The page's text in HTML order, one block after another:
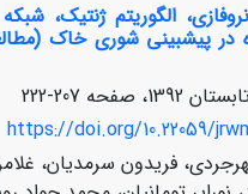
الگوریتم ژنتیک،
در پیش‏بینی شوری خاک
207-222
https://doi.org/10.22059/
فریدون سرمدیان،